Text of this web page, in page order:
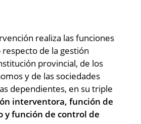
realiza las funciones
de la gestión
provincial, de los
y de las sociedades
dependientes, en su triple
interventora, función de
y función de control de